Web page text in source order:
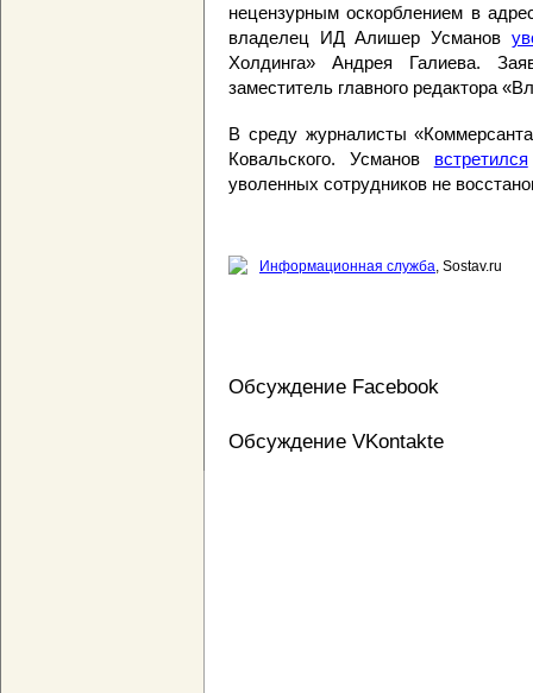
нецензурным оскорблением в
владелец ИД Алишер Усманов
Холдинга» Андрея Галиева.
заместитель главного редактора
В среду журналисты
Ковальского. Усманов встретился
уволенных сотрудников не
Информационная служба, Sostav.ru
Обсуждение Facebook
Обсуждение VKontakte